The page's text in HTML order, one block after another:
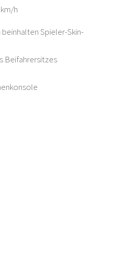
h
Spieler-Skin-
Beifahrersitzes